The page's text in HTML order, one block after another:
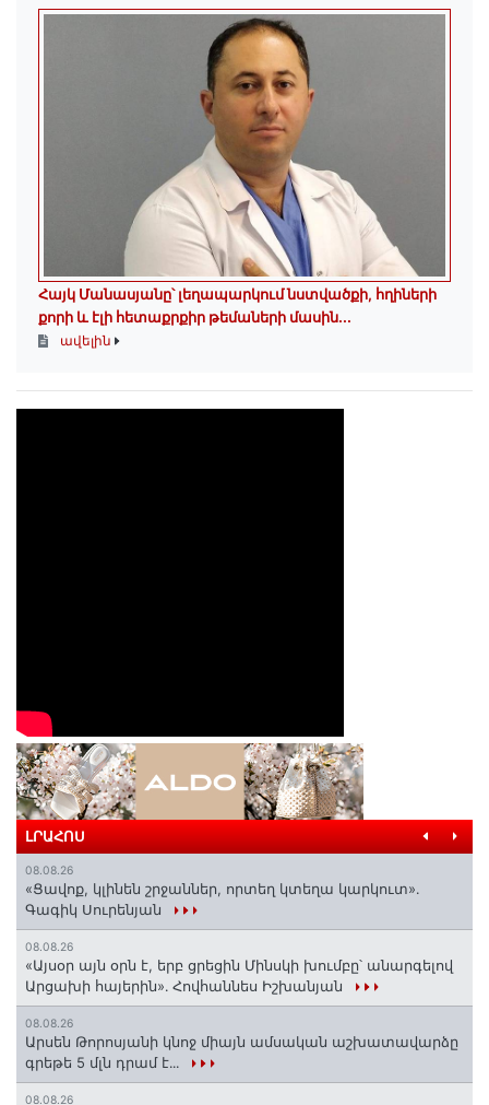
Հայկ Մանասյանը՝ լեղապարկում նստվածքի, հղիների
քորի և էլի հետաքրքիր թեմաների մասին․․․
ավելին
ԼՐԱՀՈՍ
08.08.26
«Ցավոք, կլինեն շրջաններ, որտեղ կտեղա կարկուտ»․
Գագիկ Սուրենյան
08.08.26
«Այսօր այն օրն է, երբ ցրեցին Մինսկի խումբը՝ անարգելով
Արցախի հայերին»․ Հովհաննես Իշխանյան
08.08.26
Արսեն Թորոսյանի կնոջ միայն ամսական աշխատավարձը
գրեթե 5 մլն դրամ է․․․
08.08.26